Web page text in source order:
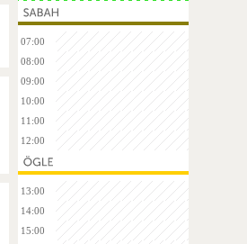
07:00
08:00
09:00
10:00
11:00
12:00
13:00
14:00
15:00